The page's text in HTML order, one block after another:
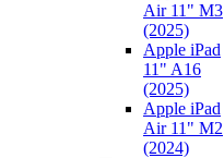
Air 11" M3
(2025)
Apple iPad
11" A16
(2025)
Apple iPad
Air 11" M2
(2024)